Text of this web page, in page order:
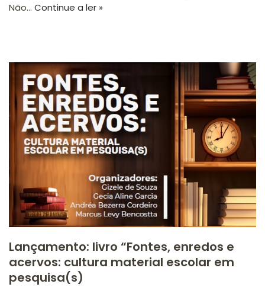
Não… Continue a ler »
Lançamento: livro “Fontes, enredos e
acervos: cultura material escolar em
pesquisa(s)